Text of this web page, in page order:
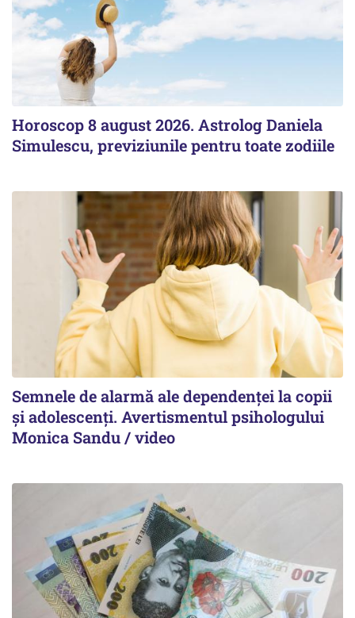
Horoscop 8 august 2026. Astrolog Daniela
Simulescu, previziunile pentru toate zodiile
Semnele de alarmă ale dependenței la copii
și adolescenți. Avertismentul psihologului
Monica Sandu / video